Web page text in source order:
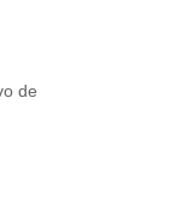
de